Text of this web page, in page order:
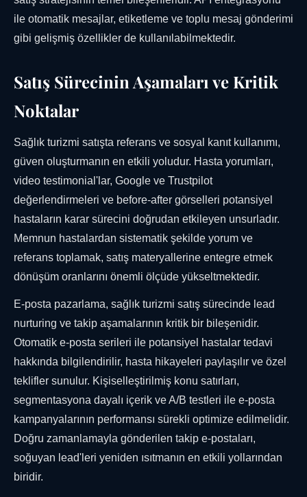
ile otomatik mesajlar, etiketleme ve toplu mesaj gönderimi
gibi gelişmiş özellikler de kullanılabilmektedir.
Satış Sürecinin Aşamaları ve Kritik
Noktalar
Sağlık turizmi satışta referans ve sosyal kanıt kullanımı,
güven oluşturmanın en etkili yoludur. Hasta yorumları,
video testimonial'lar, Google ve Trustpilot
değerlendirmeleri ve before-after görselleri potansiyel
hastaların karar sürecini doğrudan etkileyen unsurladır.
Memnun hastalardan sistematik şekilde yorum ve
referans toplamak, satış materyallerine entegre etmek
dönüşüm oranlarını önemli ölçüde yükseltmektedir.
E-posta pazarlama, sağlık turizmi satış sürecinde lead
nurturing ve takip aşamalarının kritik bir bileşenidir.
Otomatik e-posta serileri ile potansiyel hastalar tedavi
hakkında bilgilendirilir, hasta hikayeleri paylaşılır ve özel
teklifler sunulur. Kişiselleştirilmiş konu satırları,
segmentasyona dayalı içerik ve A/B testleri ile e-posta
kampanyalarının performansı sürekli optimize edilmelidir.
Doğru zamanlamayla gönderilen takip e-postaları,
soğuyan lead'leri yeniden ısıtmanın en etkili yollarından
biridir.